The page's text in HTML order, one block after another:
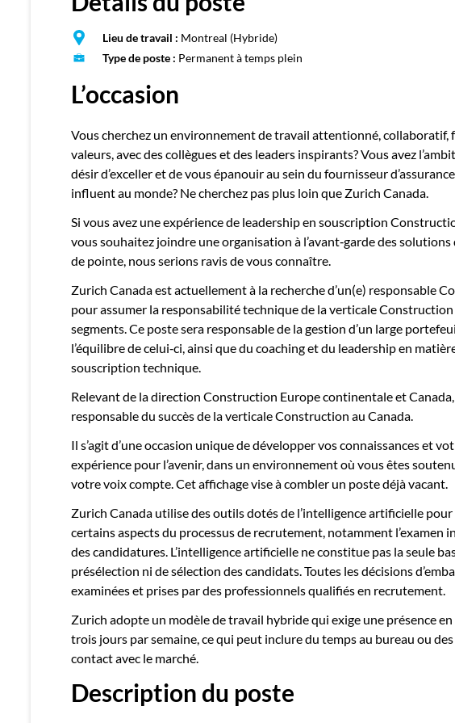
Lieu de travail : Montreal (Hybride)
Type de poste : Permanent à temps plein
L’occasion
Vous cherchez un environnement de travail attentionné, collaboratif,
valeurs, avec des collègues et des leaders inspirants? Vous avez
désir d’exceller et de vous épanouir au sein du fournisseur
influent au monde? Ne cherchez pas plus loin que Zurich Canada.
Si vous avez une expérience de leadership en souscription
vous souhaitez joindre une organisation à l’avant‑garde des solutions
de pointe, nous serions ravis de vous connaître.
Zurich Canada est actuellement à la recherche d’un(e) responsable
pour assumer la responsabilité technique de la verticale
segments. Ce poste sera responsable de la gestion d’un large
l’équilibre de celui‑ci, ainsi que du coaching et du leadership en
souscription technique.
Relevant de la direction Construction Europe continentale et
responsable du succès de la verticale Construction au Canada.
Il s’agit d’une occasion unique de développer vos connaissances et
expérience pour l’avenir, dans un environnement où vous êtes
votre voix compte. Cet affichage vise à combler un poste déjà vacant.
Zurich Canada utilise des outils dotés de l’intelligence artificielle
certains aspects du processus de recrutement, notamment l’examen
des candidatures. L’intelligence artificielle ne constitue pas la seule
présélection ni de sélection des candidats. Toutes les décisions
examinées et prises par des professionnels qualifiés en recrutement.
Zurich adopte un modèle de travail hybride qui exige une présence
trois jours par semaine, ce qui peut inclure du temps au bureau ou
contact avec le marché.
Description du poste